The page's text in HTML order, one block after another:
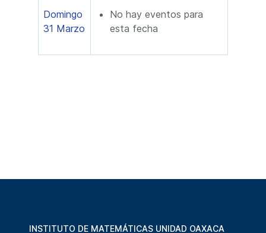
Domingo
31 Marzo
No hay eventos para
esta fecha
INSTITUTO DE MATEMÁTICAS UNIDAD OAXACA